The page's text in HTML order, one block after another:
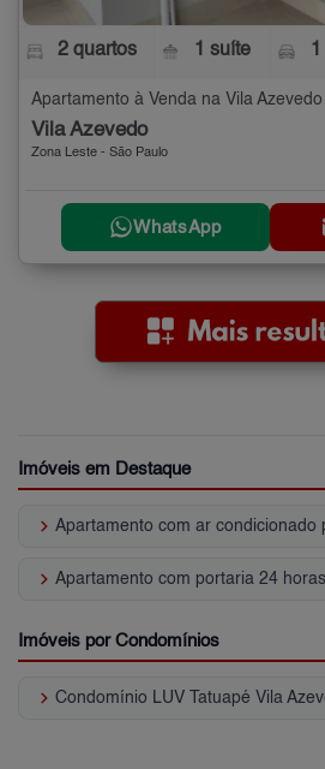
2 quartos 1 suíte
Apartamento à Venda na Vila
Vila Azevedo
Zona Leste - São Paulo
WhatsApp
Imóveis em Destaque
keyboard_arrow_right
keyboard_arrow_right
Imóveis por Condomínios
keyboard_arrow_right Condomínio LUV Tatuapé Vila